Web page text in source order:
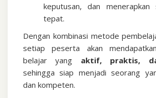
keputusan, dan
tepat.
Dengan kombinasi metode
setiap peserta akan
belajar yang aktif, praktis,
sehingga siap menjadi seorang
dan kompeten.